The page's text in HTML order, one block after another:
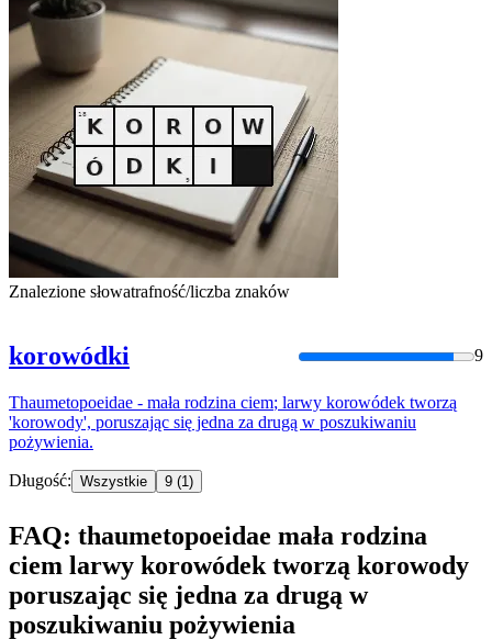
Znalezione słowatrafność/liczba znaków
korowódki 9
Thaumetopoeidae - mała rodzina ciem; larwy korowódek tworzą
'korowody', poruszając się jedna za drugą w poszukiwaniu
pożywienia.
Długość: Wszystkie 9 (1)
FAQ: thaumetopoeidae mała rodzina
ciem larwy korowódek tworzą korowody
poruszając się jedna za drugą w
poszukiwaniu pożywienia